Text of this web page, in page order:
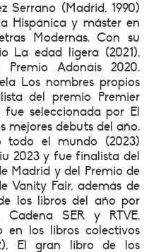
Serrano (Madrid, 1990)
Hispánica y máster en
Modernas. Con su
La edad ligera (2021),
Adonáis 2020.
Los nombres propios
del premio Premier
seleccionada por El
mejores debuts del año.
el mundo (2023)
2023 y fue finalista del
Madrid y del Premio de
Vanity Fair, además de
los libros del año por
SER y RTVE.
en los libros colectivos
El gran libro de los